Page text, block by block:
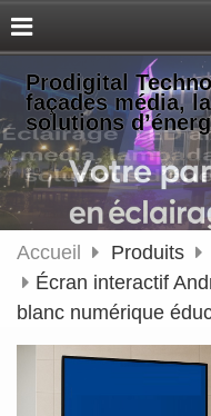
Prodigital
façades média,
solutions
Accueil Produits
Écran interactif
blanc numérique